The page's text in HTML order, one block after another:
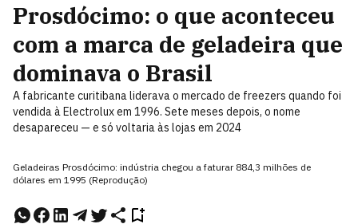
Prosdócimo: o que aconteceu
com a marca de geladeira que
dominava o Brasil
A fabricante curitibana liderava o mercado de freezers quando foi
vendida à Electrolux em 1996. Sete meses depois, o nome
desapareceu — e só voltaria às lojas em 2024
Geladeiras Prosdócimo: indústria chegou a faturar 884,3 milhões de
dólares em 1995 (Reprodução)